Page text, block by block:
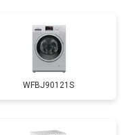
от 2000 ₽ Заказать
от 2800 ₽ Заказать
от 3800 ₽ Заказать
от 2200 ₽
WFBJ90121S